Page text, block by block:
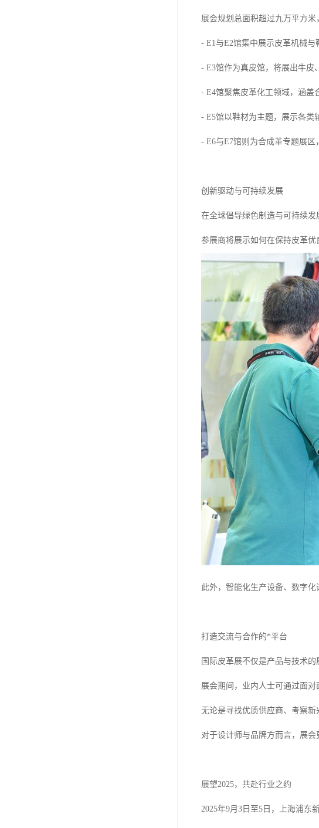
展会规划总面积超过九万平方米
- E1与E2馆集中展示皮革机械与
- E3馆作为真皮馆，将展出牛皮
- E4馆聚焦皮革化工领域，涵盖
- E5馆以鞋材为主题，展示各类
- E6与E7馆则为合成革专题展区
创新驱动与可持续发展
在全球倡导绿色制造与可持续发
参展商将展示如何在保持皮革优
此外，智能化生产设备、数字
打造交流与合作的*平台
国际皮革展不仅是产品与技术
展会期间，业内人士可通过面对
无论是寻找优质供应商、考察
对于设计师与品牌方而言，展会
展望2025，共赴行业之约
2025年9月3日至5日，上海浦东